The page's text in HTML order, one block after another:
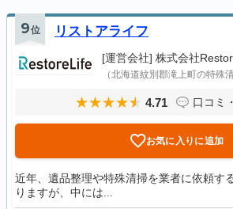
9位 リストアライフ
[運営会社] 株式会社
（北海道紋別郡滝上町の特殊清
4.71 口コミ
お気に入りに追加
近年、遺品整理や特殊清掃を業者に依頼す
りますが、中には...